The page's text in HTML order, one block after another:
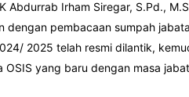
Abdurrab Irham Siregar, S.Pd.,
dengan pembacaan sumpah
2025 telah resmi dilantik,
yang baru dengan masa